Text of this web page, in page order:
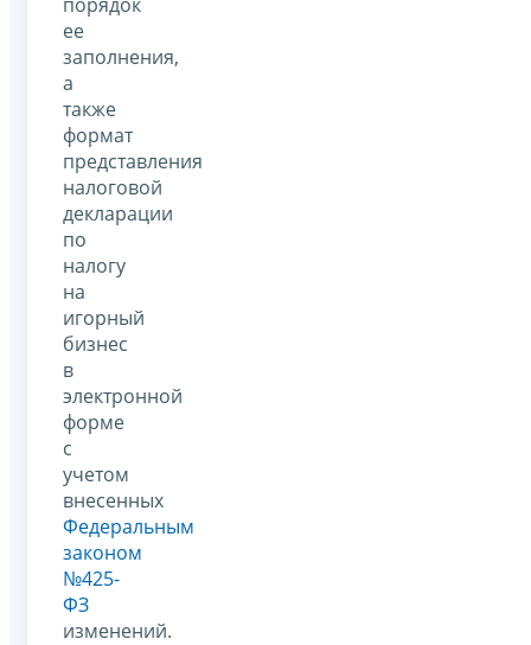
ее
заполнения,
а
также
формат
представления
налоговой
декларации
по
налогу
на
игорный
бизнес
в
электронной
форме
с
учетом
внесенных
Федеральным
законом
№425-
ФЗ
изменений.